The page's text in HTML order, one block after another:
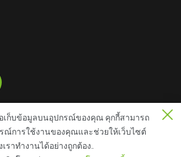
เก็บข้อมูลบนอุปกรณ์ของคุณ คุกกี้สามารถ
ณ์การใช้งานของคุณและช่วยให้เว็บไซต์
เราทํางานได้อย่างถูกต้อง..